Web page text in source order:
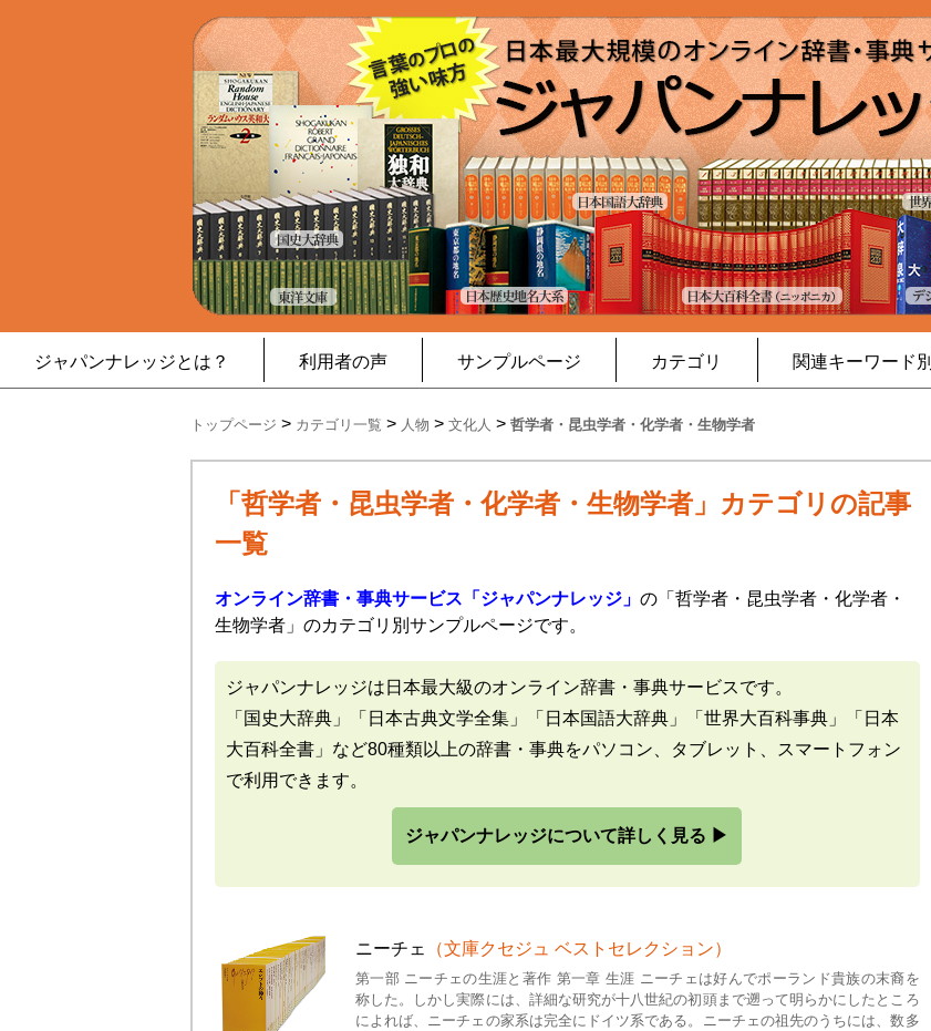
ジャパンナレッジとは？ 利用者の声 サンプルページ カテゴリ 関連キーワード別
トップページ > カテゴリ一覧 > 人物 > 文化人 > 哲学者・昆虫学者・化学者・生物学者
「哲学者・昆虫学者・化学者・生物学者」カテゴリの記事
一覧
オンライン辞書・事典サービス「ジャパンナレッジ」 の「哲学者・昆虫学者・化学者・
生物学者」のカテゴリ別サンプルページです。
ジャパンナレッジは日本最大級のオンライン辞書・事典サービスです。
「国史大辞典」「日本古典文学全集」「日本国語大辞典」「世界大百科事典」「日本
大百科全書」など80種類以上の辞書・事典をパソコン、タブレット、スマートフォン
で利用できます。
ジャパンナレッジについて詳しく見る ▶
ニーチェ （文庫クセジュ ベストセレクション）
第一部 ニーチェの生涯と著作 第一章 生涯 ニーチェは好んでポーランド貴族の末裔を
称した。しかし実際には、詳細な研究が十八世紀の初頭まで遡って明らかにしたところ
によれば、ニーチェの家系は完全にドイツ系である。ニーチェの祖先のうちには、数多